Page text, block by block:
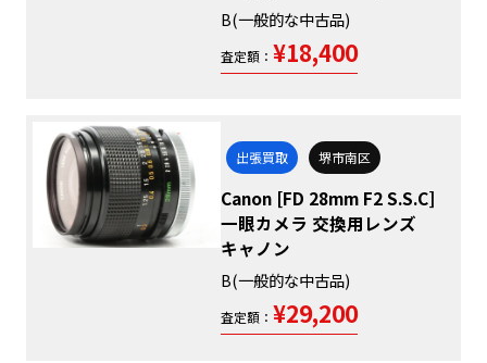
B(一般的な中古品)
査定額： ¥18,400
出張買取 堺市南区
Canon [FD 28mm F2 S.S.C]
一眼カメラ 交換用レンズ
キャノン
B(一般的な中古品)
査定額： ¥29,200